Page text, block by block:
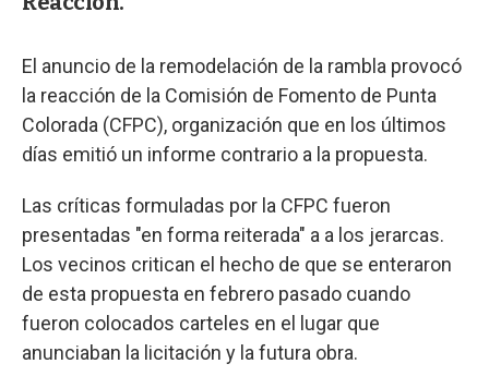
El anuncio de la remodelación de la rambla provocó
la reacción de la Comisión de Fomento de Punta
Colorada (CFPC), organización que en los últimos
días emitió un informe contrario a la propuesta.
Las críticas formuladas por la CFPC fueron
presentadas "en forma reiterada" a a los jerarcas.
Los vecinos critican el hecho de que se enteraron
de esta propuesta en febrero pasado cuando
fueron colocados carteles en el lugar que
anunciaban la licitación y la futura obra.